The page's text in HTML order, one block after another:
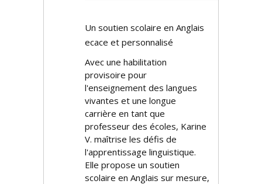
Un soutien scolaire en Anglais
efficace et personnalisé
Avec une habilitation
provisoire pour
l'enseignement des langues
vivantes et une longue
carrière en tant que
professeur des écoles, Karine
V. maîtrise les défis de
l'apprentissage linguistique.
Elle propose un soutien
scolaire en Anglais sur mesure,